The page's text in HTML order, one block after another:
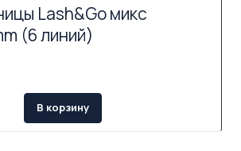
Lash&Go микс
(6 линий)
В корзину